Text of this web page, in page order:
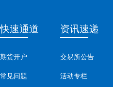
快速通道
期货开户
常见问题
资讯速递
交易所公告
活动专栏